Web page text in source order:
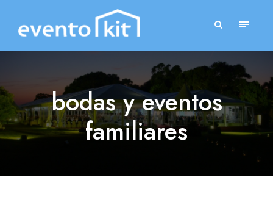
bodas y eventos
familiares